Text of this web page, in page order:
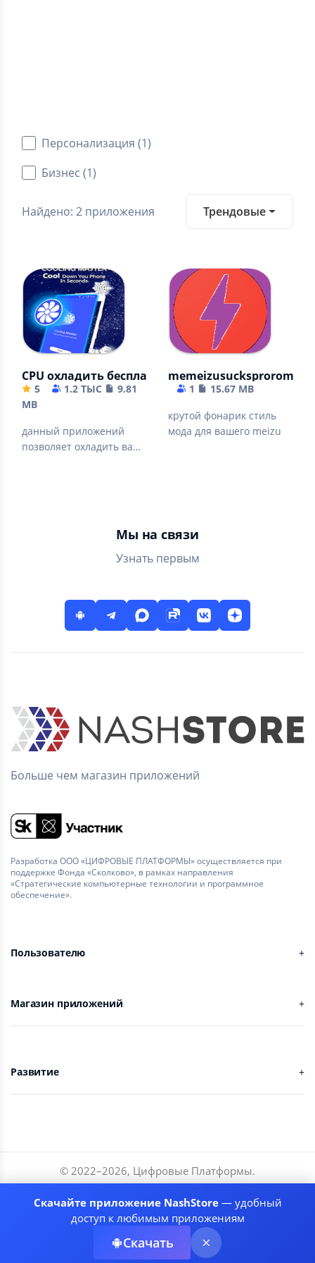
Персонализация (1)
Бизнес (1)
Найдено: 2 приложения Трендовые
CPU охладить бесплатно без рекламы 2022 NO AD
5 1.2 ТЫС
9.81
MB
данный приложений
позволяет охладить ваш
memeizusucksprorom
1
15.67 MB
крутой фонарик стиль
мода для вашего meizu
Мы на связи
Узнать первым
Больше чем магазин приложений
Разработка ООО «ЦИФРОВЫЕ ПЛАТФОРМЫ» осуществляется при
поддержке Фонда «Сколково», в рамках направления
«Стратегические компьютерные технологии и программное
обеспечение».
Пользователю
Магазин приложений
Развитие
© 2022–2026, Цифровые Платформы.
Разработчики
Соглашение
Рекомендательные системы
Скачайте приложение NashStore— удобный
доступ к любимым приложениям
Скачать